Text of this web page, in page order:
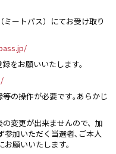
ートパス）にてお受け取り
をお願いいたします。
の操作が必要です｡あらかじ
変更が出来ませんので、加
参加いただく当選者､ご本人
願いいたします。